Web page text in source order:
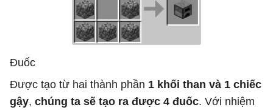
Đuốc
Được tạo từ hai thành phần 1 khối than và 1 chiếc
gậy, chúng ta sẽ tạo ra được 4 đuốc. Với nhiệm